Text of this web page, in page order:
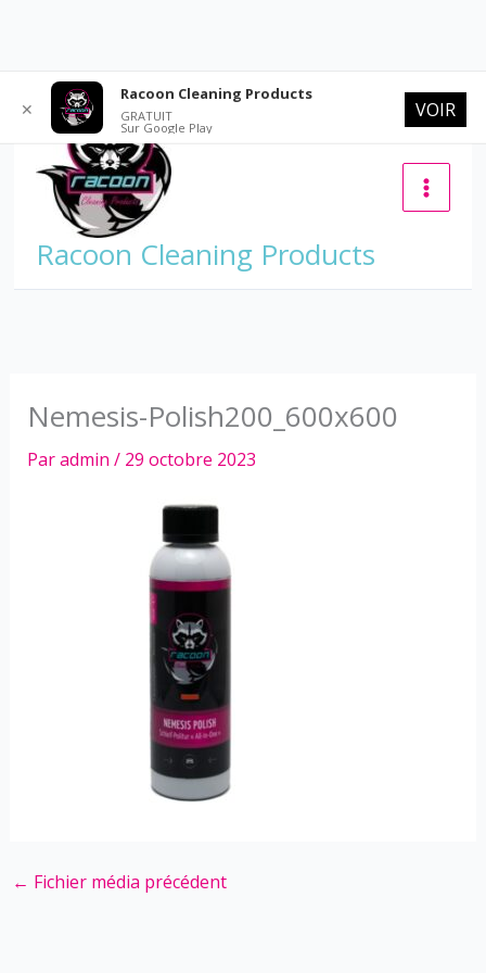
contenu
Racoon Cleaning Products
Nemesis-Polish200_600x600
Paradmin / 29 octobre 2023
← Fichier média précédent
✕
Racoon Cleaning Products
GRATUIT
Sur Google Play
VOIR